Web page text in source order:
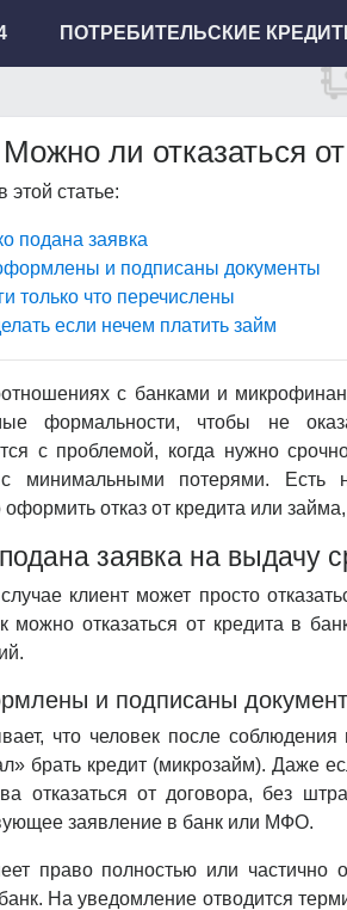
ПОТРЕБИТЕЛЬСКИЕ
Можно ли отказаться
этой статье:
подана заявка
и подписаны документы
только что перечислены
если нечем платить займ
с банками и
формальности, чтобы не
с проблемой, когда нужно
минимальными потерями. Есть
отказ от кредита или
заявка на выдачу
клиент может просто
можно отказаться от кредита в
и подписаны
что человек после
брать кредит (микрозайм). Даже
отказаться от договора, без
заявление в банк или МФО.
право полностью или частично
На уведомление отводится